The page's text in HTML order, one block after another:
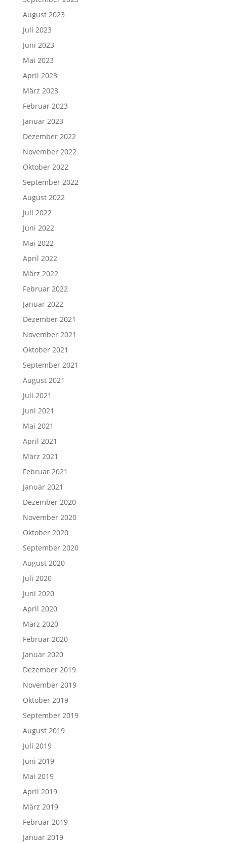
August 2023
Juli 2023
Juni 2023
Mai 2023
April 2023
März 2023
Februar 2023
Januar 2023
Dezember 2022
November 2022
Oktober 2022
September 2022
August 2022
Juli 2022
Juni 2022
Mai 2022
April 2022
März 2022
Februar 2022
Januar 2022
Dezember 2021
November 2021
Oktober 2021
September 2021
August 2021
Juli 2021
Juni 2021
Mai 2021
April 2021
März 2021
Februar 2021
Januar 2021
Dezember 2020
November 2020
Oktober 2020
September 2020
August 2020
Juli 2020
Juni 2020
April 2020
März 2020
Februar 2020
Januar 2020
Dezember 2019
November 2019
Oktober 2019
September 2019
August 2019
Juli 2019
Juni 2019
Mai 2019
April 2019
März 2019
Februar 2019
Januar 2019